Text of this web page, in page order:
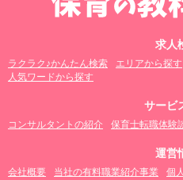
求人
ラクラク♪かんたん検索 エリアから探す
人気ワードから探す
サービ
コンサルタントの紹介 保育士転職体験
運営
会社概要 当社の有料職業紹介事業 個